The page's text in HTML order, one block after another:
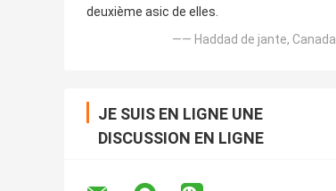
deuxième asic de elles.
—— Haddad de jante, Canada
JE SUIS EN LIGNE UNE
DISCUSSION EN LIGNE